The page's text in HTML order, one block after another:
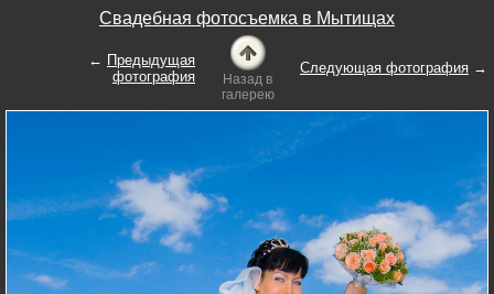
Свадебная фотосъемка в Мытищах
← Предыдущая
фотография
Назад в
галерею
Следующая фотография →